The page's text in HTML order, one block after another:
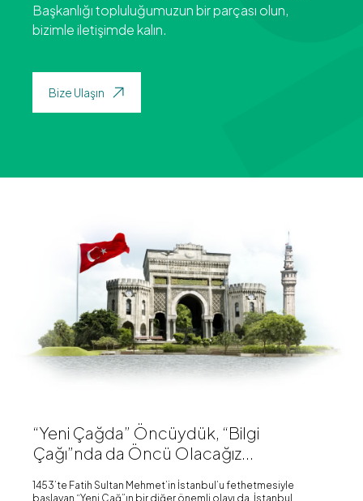
Bize Ulaşın
Başkanlığı topluluğumuzun bir parçası olun,
bizimle iletişimde kalın.
“Yeni Çağda” Öncüydük, “Bilgi
Çağı”nda da Öncü Olacağız...
1453’te Fatih Sultan Mehmet’in İstanbul’u fethetmesiyle
başlayan “Yeni Çağ”ın bir diğer önemli olayı da, İstanbul